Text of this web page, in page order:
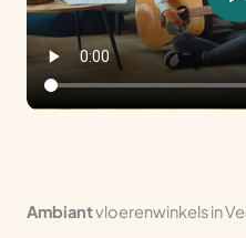
Ambiantvloerenwinkels in